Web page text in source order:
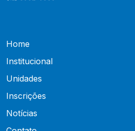
Home
Institucional
Unidades
Inscrições
Notícias